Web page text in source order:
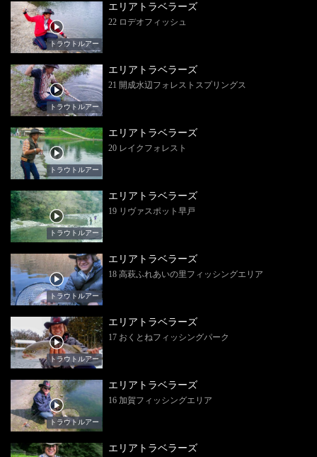
トラウトルアー
エリアトラベラーズ
22 ロデオフィッシュ
トラウトルアー
エリアトラベラーズ
21 開成水辺フォレストスプリングス
トラウトルアー
エリアトラベラーズ
20 レイクフォレスト
トラウトルアー
エリアトラベラーズ
19 リヴァスポット早戸
トラウトルアー
エリアトラベラーズ
18 高萩ふれあいの里フィッシングエリア
トラウトルアー
エリアトラベラーズ
17 おくとねフィッシングパーク
トラウトルアー
エリアトラベラーズ
16 加賀フィッシングエリア
エリアトラベラーズ